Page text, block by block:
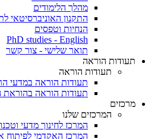
מהלך הלימודים
התקנון האוניברסיטאי
הנחיות וטפסים
PhD studies - English
תואר שלישי - צור קשר
תעודות הוראה
תעודות הוראה
תעודות הוראה במדעי
תעודות הוראה
מרכזים
המרכזים שלנו
המרכז לחינוך מדעי
המרכז האקדמי לפיתוח